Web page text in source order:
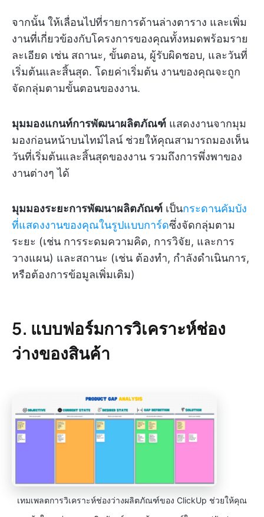
จากนั้น ให้เลื่อนไปที่รายการด้านล่างตาราง และเพิ่ม
งานที่เกี่ยวข้องกับโครงการของคุณทั้งหมดพร้อมราย
ละเอียด เช่น สถานะ, ขั้นตอน, ผู้รับผิดชอบ, และวันที่
เริ่มต้นและสิ้นสุด. โดยค่าเริ่มต้น งานของคุณจะถูก
จัดกลุ่มตามขั้นตอนของงาน.
มุมมองแกนท์การพัฒนาผลิตภัณฑ์ แสดงงานจากมุม
มองก่อนหน้าบนไทม์ไลน์ ช่วยให้คุณสามารถมองเห็น
วันที่เริ่มต้นและสิ้นสุดของงาน รวมถึงการพึ่งพาของ
งานต่างๆ ได้
มุมมองระยะการพัฒนาผลิตภัณฑ์ เป็นกระดานคัมบัง
ที่แสดงงานของคุณในรูปแบบการ์ดซึ่งจัดกลุ่มตาม
ระยะ (เช่น การระดมความคิด, การวิจัย, และการ
วางแผน) และสถานะ (เช่น ต้องทำ, กำลังดำเนินการ,
หรือต้องการข้อมูลเพิ่มเติม)
5. แบบฟอร์มการวิเคราะห์ช่อง
ว่างของสินค้า
เทมเพลตการวิเคราะห์ช่องว่างผลิตภัณฑ์ของ ClickUp ช่วยให้คุณ